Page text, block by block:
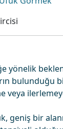
yönelik
bulunduğu
veya
geniş bir